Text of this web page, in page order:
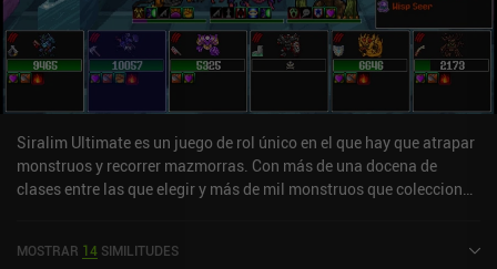
Siralim Ultimate es un juego de rol único en el que hay que atrapar
monstruos y recorrer mazmorras. Con más de una docena de
clases entre las que elegir y más de mil monstruos que coleccionar,
monstruo inicial único y varias ventajas que influyen en las
MOSTRAR 14 SIMILITUDES